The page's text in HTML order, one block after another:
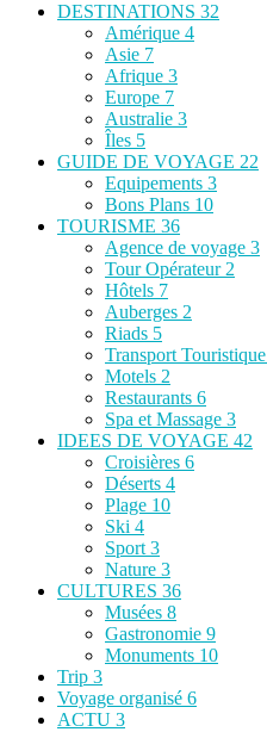
DESTINATIONS 32
Amérique 4
Asie 7
Afrique 3
Europe 7
Australie 3
Îles 5
GUIDE DE VOYAGE 22
Equipements 3
Bons Plans 10
TOURISME 36
Agence de voyage 3
Tour Opérateur 2
Hôtels 7
Auberges 2
Riads 5
Transport Touristique
Motels 2
Restaurants 6
Spa et Massage 3
IDEES DE VOYAGE 42
Croisières 6
Déserts 4
Plage 10
Ski 4
Sport 3
Nature 3
CULTURES 36
Musées 8
Gastronomie 9
Monuments 10
Trip 3
Voyage organisé 6
ACTU 3